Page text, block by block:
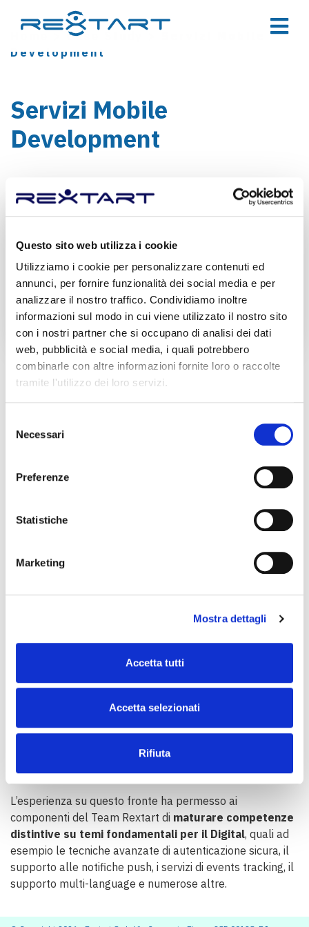
Questo sito web utilizza i cookie
Utilizziamo i cookie per personalizzare contenuti ed
annunci, per fornire funzionalità dei social media e per
analizzare il nostro traffico. Condividiamo inoltre
informazioni sul modo in cui viene utilizzato il nostro sito
con i nostri partner che si occupano di analisi dei dati
web, pubblicità e social media, i quali potrebbero
combinarle con altre informazioni fornite loro o raccolte
tramite l'utilizzo dei loro servizi.
delNecessari
Preferenze
Statistiche
Marketing
Mostra dettagli
Accetta tutti
Accetta selezionati
Rifiuta
Case Study
Development
Servizi Mobile
Development
CLIENTE
RISERVATO
Periodo 2019/2020
Media
, insieme al quale stiamo lavorando su diversi
Tra i più interessanti, la realizzazione di una
piattaforma
. La piattaforma è strutturata
in varie sezioni, mediante le quali l’utente è in grado di
digitali: video live e on-demand, foto, podcast, gallerie e
digital radio.
L’app mobile è stata realizzata con le ultime tecnologie
standard utilizzate per lo sviluppo di applicazioni native
per sistemi Android e iOS.
Tra le caratteristiche più interessanti,avanzate
possibilità di gestione dei player video
con contenuti multimediali anche in modalità Picture in
Picture.
L’esperienza su questo fronte ha permesso ai
componenti del Team Rextart di maturare competenze
distintive su temi fondamentali per il Digital, quali ad
esempio le tecniche avanzate di autenticazione sicura, il
supporto alle notifiche push, i servizi di events tracking, il
supporto multi-language e numerose altre.